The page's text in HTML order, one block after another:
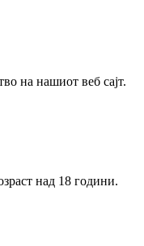
на нашиот веб сајт.
над 18 години.